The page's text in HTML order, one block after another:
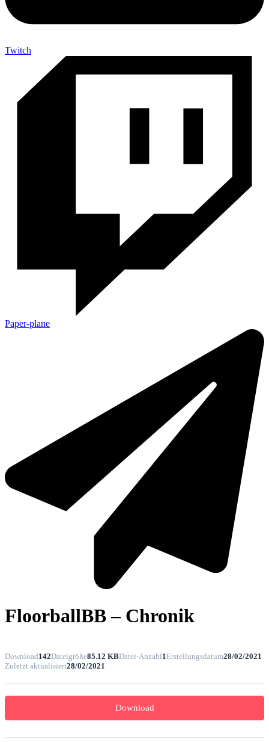
Twitch
Paper-plane
FloorballBB – Chronik
Download142Dateigröße85.12 KBDatei-Anzahl1Erstellungsdatum28/02/2021
Zuletzt aktualisiert28/02/2021
Download